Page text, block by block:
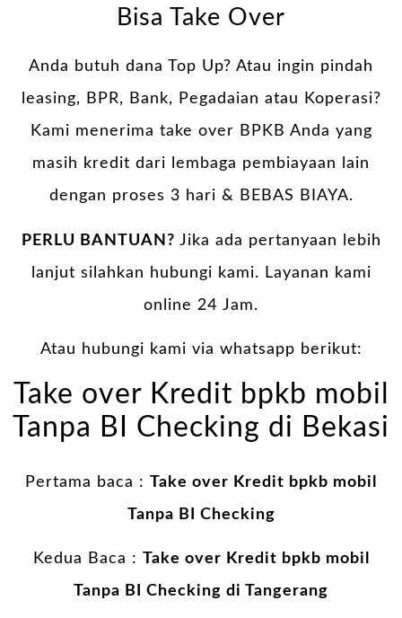
Bisa Take Over
Anda butuh dana Top Up? Atau ingin pindah
leasing, BPR, Bank, Pegadaian atau Koperasi?
Kami menerima take over BPKB Anda yang
masih kredit dari lembaga pembiayaan lain
dengan proses 3 hari & BEBAS BIAYA.
PERLU BANTUAN? Jika ada pertanyaan lebih
lanjut silahkan hubungi kami. Layanan kami
online 24 Jam.
Atau hubungi kami via whatsapp berikut:
Take over Kredit bpkb mobil
Tanpa BI Checking di Bekasi
Pertama baca : Take over Kredit bpkb mobil
Tanpa BI Checking
Kedua Baca : Take over Kredit bpkb mobil
Tanpa BI Checking di Tangerang